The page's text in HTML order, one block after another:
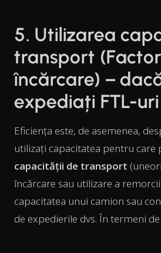
5. Utilizarea
transport
încărcare) –
expediați FTL-uri
Eficiența este, de asemenea,
utilizați capacitatea pentru care
capacității de transport
încărcare sau utilizare a
capacitatea unui camion sau
de expedierile dvs. În termeni